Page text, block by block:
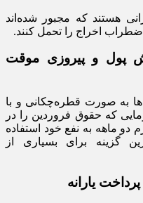
هستند که مجبور شده‌اند
اخراج را تحمل کنند.
پول و پیروزی موقت
به صورت قطره‌چکانی و با
که حقوق فروردین را در
دو ماهه به نفع خود استفاده
گزینه برای بسیاری از
یارانه‌